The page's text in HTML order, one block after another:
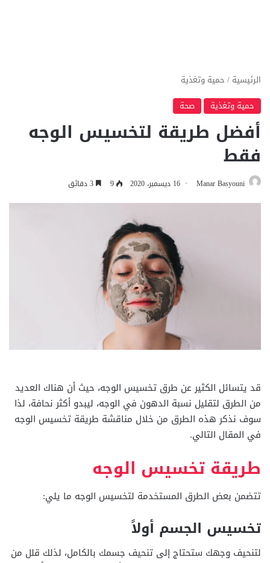
الرئيسية / حمية وتغذية
حمية وتغذية
صحة
أفضل طريقة لتخسيس الوجه
فقط
Manar Basyouni 16 ديسمبر، 2020 9
قد يتسائل الكثير عن طرق تخسيس الوجه، حيث أن هناك العديد
من الطرق لتقليل نسبة الدهون في الوجه، ليبدو أكثر نحافة، لذا
سوف نذكر هذه الطرق من خلال مناقشة طريقة تخسيس الوجه
في المقال التالي.
طريقة تخسيس الوجه
تتضمن بعض الطرق المستخدمة لتخسيس الوجه ما يلي:
تخسيس الجسم أولاً
لتنحيف وجهك ستحتاج إلى تنحيف جسمك بالكامل، لذلك قلل من